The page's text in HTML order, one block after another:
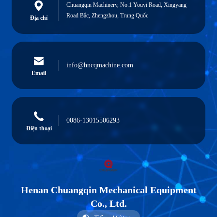
Địa chỉ
Chuangqin Machinery, No.1 Youyi Road, Xingyang
Road Bắc, Zhengzhou, Trung Quốc
Email
info@hncqmachine.com
Điện thoại
0086-13015506293
Henan Chuangqin Mechanical Equipment
Co., Ltd.